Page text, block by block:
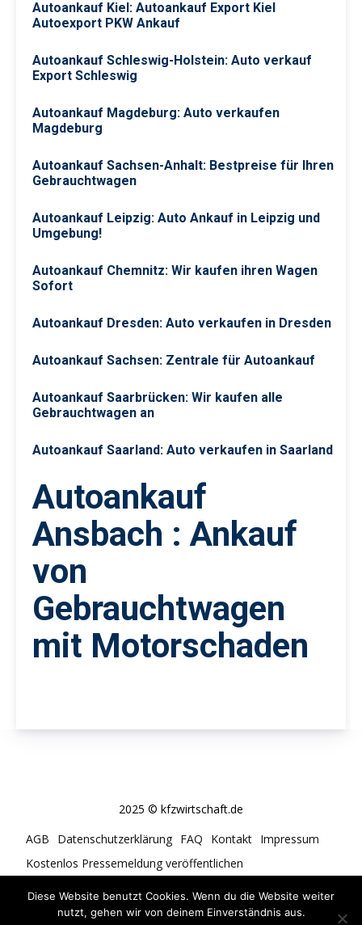
Autoankauf Kiel: Autoankauf Export Kiel
Autoexport PKW Ankauf
Autoankauf Schleswig-Holstein: Auto verkauf
Export Schleswig
Autoankauf Magdeburg: Auto verkaufen
Magdeburg
Autoankauf Sachsen-Anhalt: Bestpreise für Ihren
Gebrauchtwagen
Autoankauf Leipzig: Auto Ankauf in Leipzig und
Umgebung!
Autoankauf Chemnitz: Wir kaufen ihren Wagen
Sofort
Autoankauf Dresden: Auto verkaufen in Dresden
Autoankauf Sachsen: Zentrale für Autoankauf
Autoankauf Saarbrücken: Wir kaufen alle
Gebrauchtwagen an
Autoankauf Saarland: Auto verkaufen in Saarland
Autoankauf
Ansbach : Ankauf
von
Gebrauchtwagen
mit Motorschaden
2025 © kfzwirtschaft.de
AGB
Datenschutzerklärung FAQ Kontakt Impressum
Kostenlos Pressemeldung veröffentlichen
Diese Website benutzt Cookies. Wenn du die Website weiter
nutzt, gehen wir von deinem Einverständnis aus.